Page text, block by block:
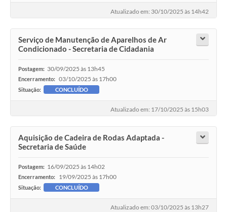
Atualizado em: 30/10/2025 às 14h42
Serviço de Manutenção de Aparelhos de Ar
Condicionado - Secretaria de Cidadania
Postagem: 30/09/2025 às 13h45
Encerramento: 03/10/2025 às 17h00
Situação: CONCLUÍDO
Atualizado em: 17/10/2025 às 15h03
Aquisição de Cadeira de Rodas Adaptada -
Secretaria de Saúde
Postagem: 16/09/2025 às 14h02
Encerramento: 19/09/2025 às 17h00
Situação: CONCLUÍDO
Atualizado em: 03/10/2025 às 13h27